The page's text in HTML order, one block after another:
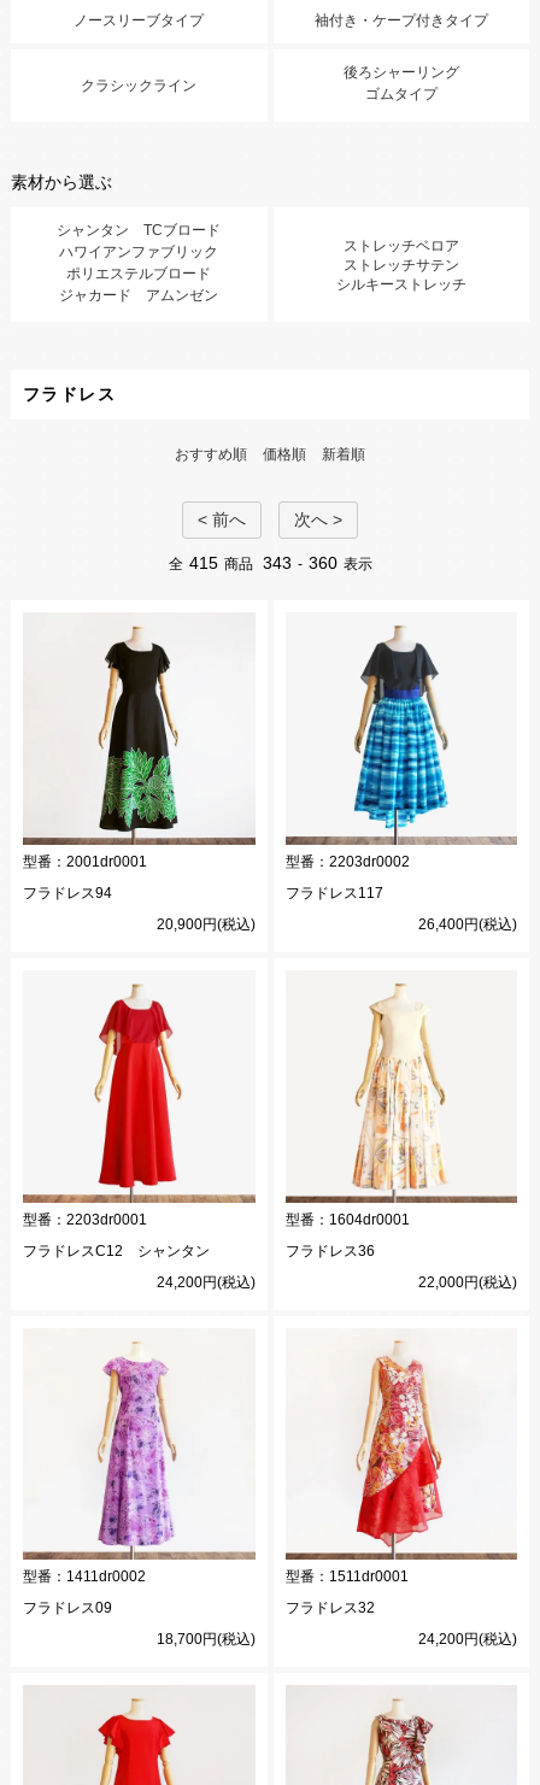
ノースリーブタイプ 袖付き・ケープ付きタイプ
クラシックライン
後ろシャーリング
ゴムタイプ
素材から選ぶ
シャンタン TCブロード
ハワイアンファブリック
ポリエステルブロード
ジャカード アムンゼン
ストレッチベロア
ストレッチサテン
シルキーストレッチ
フラドレス
おすすめ順 価格順 新着順
< 前へ 次へ >
全 415 商品 343 - 360 表示
型番： 2001dr0001
フラドレス94
20,900円(税込)
型番： 2203dr0002
フラドレス117
26,400円(税込)
型番： 2203dr0001
フラドレスC12 シャンタン
24,200円(税込)
型番： 1604dr0001
フラドレス36
22,000円(税込)
型番： 1411dr0002
フラドレス09
18,700円(税込)
型番： 1511dr0001
フラドレス32
24,200円(税込)